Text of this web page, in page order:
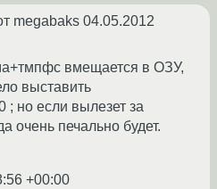
megabaks 04.05.2012
вмещается в ОЗУ,
выставить
; но если вылезет за
очень печально будет.
+00:00